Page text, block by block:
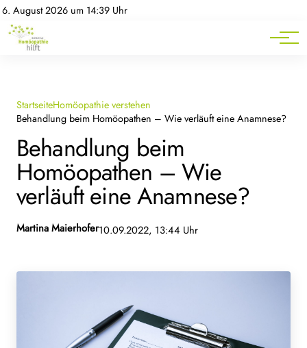
6. August 2026 um 14:39 Uhr
Mitgliederbereich
Homöopathie-News
Service
StartseiteHomöopathie verstehen
Behandlung beim Homöopathen – Wie verläuft eine Anamnese?
Behandlung beim
Homöopathen – Wie
verläuft eine Anamnese?
Martina Maierhofer10.09.2022, 13:44 Uhr